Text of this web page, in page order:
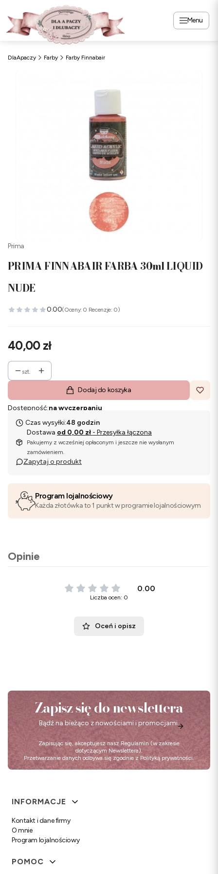
Menu
DlaApaczy Farby Farby Finnabair
Prima
PRIMA FINNABAIR FARBA 30ml LIQUID
NUDE
0.00(Oceny: 0 Recenzje: 0)
Cena
40,00 zł
szt.
Dodaj do koszyka
Dostępność:na wyczerpaniu
Czas wysyłki:48 godzin
Dostawa od 0,00 zł - Przesyłka łączona
Pakujemy z wcześniej opłaconym i jeszcze nie wysłanym
zamówieniem.
Zapytaj o produkt
Program lojalnościowy
Każda złotówka to 1 punkt w programie lojalnościowym
Opinie
0.00
Liczba ocen: 0
Oceń i opisz
Zapisz się do newslettera
Bądź na bieżąco z nowościami i promocjami.
Zapisując się, akceptujesz nasz Regulamin (w zakresie
dotyczącym Newslettera).
Przetwarzanie danych odbywa się zgodnie z Polityką prywatności.
Linki w stopce
INFORMACJE
Kontakt i dane firmy
O mnie
Program lojalnościowy
POMOC